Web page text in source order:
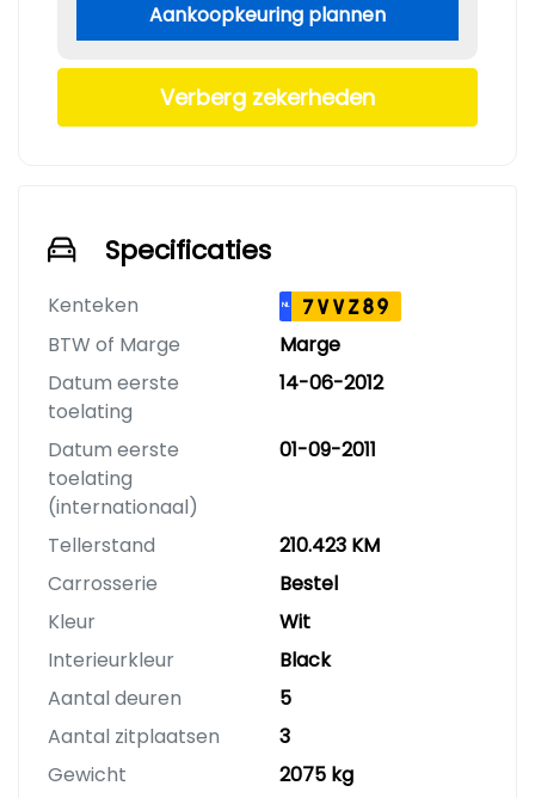
Aankoopkeuring plannen
Verberg zekerheden
Specificaties
Kenteken NL 7VVZ89
BTW of Marge
Marge
Datum eerste
toelating
14-06-2012
Datum eerste
toelating
(internationaal)
01-09-2011
Tellerstand
210.423 KM
Carrosserie
Bestel
Kleur
Wit
Interieurkleur
Black
Aantal deuren
5
Aantal zitplaatsen
3
Gewicht
2075 kg